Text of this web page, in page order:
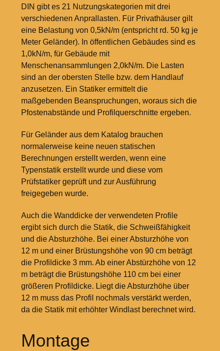
DIN gibt es 21 Nutzungskategorien mit drei
verschiedenen Anprallasten. Für Privathäuser gilt
eine Belastung von 0,5kN/m (entspricht rd. 50 kg je
Meter Geländer). In öffentlichen Gebäudes sind es
1,0kN/m, für Gebäude mit
Menschenansammlungen 2,0kN/m. Die Lasten
sind an der obersten Stelle bzw. dem Handlauf
anzusetzen. Ein Statiker ermittelt die
maßgebenden Beanspruchungen, woraus sich die
Pfostenabstände und Profilquerschnitte ergeben.
Für Geländer aus dem Katalog brauchen
normalerweise keine neuen statischen
Berechnungen erstellt werden, wenn eine
Typenstatik erstellt wurde und diese vom
Prüfstatiker geprüft und zur Ausführung
freigegeben wurde.
Auch die Wanddicke der verwendeten Profile
ergibt sich durch die Statik, die Schweißfähigkeit
und die Absturzhöhe. Bei einer Absturzhöhe von
12 m und einer Brüstungshöhe von 90 cm beträgt
die Profildicke 3 mm. Ab einer Abstürzhöhe von 12
m beträgt die Brüstungshöhe 110 cm bei einer
größeren Profildicke. Liegt die Absturzhöhe über
12 m muss das Profil nochmals verstärkt werden,
da die Statik mit erhöhter Windlast berechnet wird.
Montage